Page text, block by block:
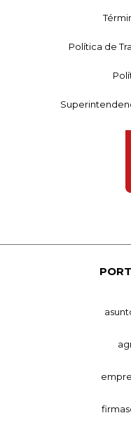
Política de